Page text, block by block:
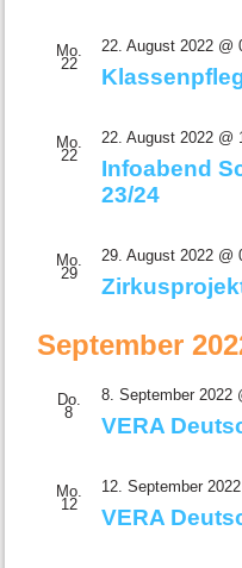
Mo.
22
22. August 2022 @
Mo.
22
22. August 2022 @
Infoabend
23/24
Mo.
29
29. August 2022 @
September
Do.
8
8. September 2022
VERA
Mo.
12
12. September
VERA